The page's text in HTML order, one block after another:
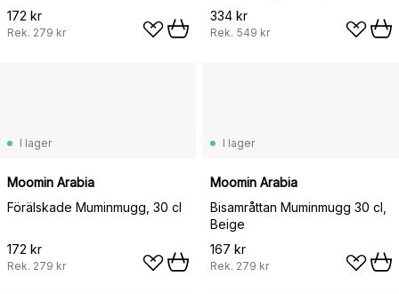
172 kr
Rek. 279 kr
334 kr
Rek. 549 kr
I lager
Moomin Arabia
Förälskade Muminmugg, 30 cl
172 kr
Rek. 279 kr
I lager
Moomin Arabia
Bisamråttan Muminmugg 30 cl,
Beige
167 kr
Rek. 279 kr